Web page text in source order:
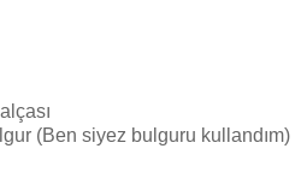
(Ben siyez bulguru kullandım)